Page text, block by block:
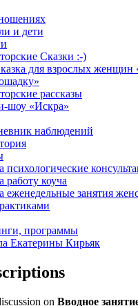
и дети
Сказки :-)
для взрослых женщин
рассказы
шоу «Искра»
наблюдений
психологические
работу коуча
еженедельные занятия
программы
Екатерины Кирьяк
on Вводное